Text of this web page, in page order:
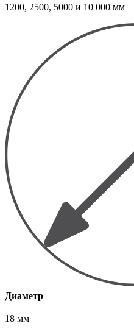
1200, 2500, 5000 и 10 000 мм
Диаметр
18 мм